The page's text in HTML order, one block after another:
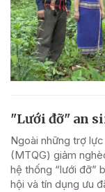
"Lưới đỡ" an
Ngoài những trợ
(MTQG) giảm
hệ thống “lưới đỡ”
hội và tín dụng ưu